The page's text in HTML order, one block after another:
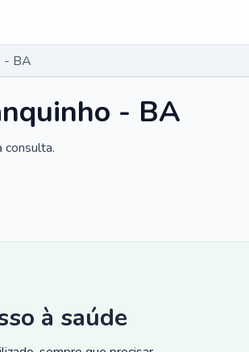
- BA
- BA
consulta.
à saúde